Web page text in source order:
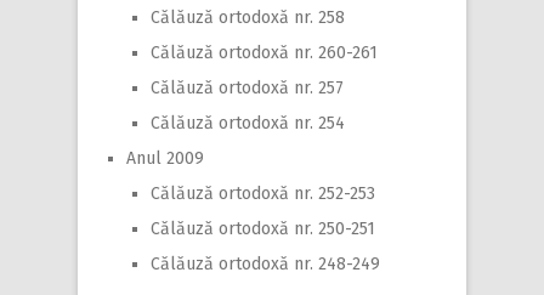
Călăuză ortodoxă nr. 258
Călăuză ortodoxă nr. 260-261
Călăuză ortodoxă nr. 257
Călăuză ortodoxă nr. 254
Anul 2009
Călăuză ortodoxă nr. 252-253
Călăuză ortodoxă nr. 250-251
Călăuză ortodoxă nr. 248-249